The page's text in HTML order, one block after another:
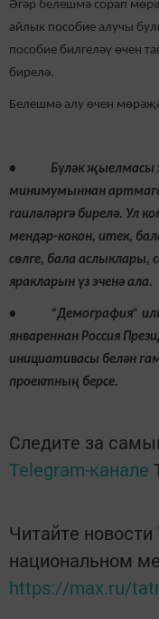
Әгәр белешмә сорап
айлык пособие алучы
пособие билгеләү өчен
бирелә.
Белешмә алу өчен
• Бүләк җыелмасы
минимумыннан
гаиләләргә бирелә. Ул
мендәр-кокон, итек,
сөлге, бала аслыклары,
яракларын үз эченә ала.
• “Демография”
январеннан Россия
инициативасы белән
проектның берсе.
Следите за
Telegram-канале
Читайте новости
национальном
https://max.ru/